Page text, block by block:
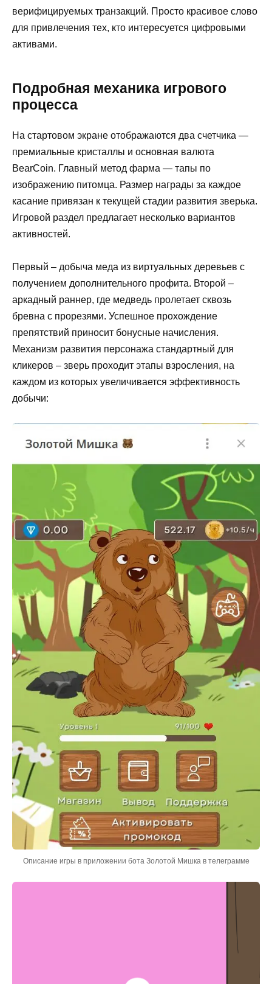
верифицируемых транзакций. Просто красивое слово
для привлечения тех, кто интересуется цифровыми
активами.
Подробная механика игрового
процесса
На стартовом экране отображаются два счетчика —
премиальные кристаллы и основная валюта
BearCoin. Главный метод фарма — тапы по
изображению питомца. Размер награды за каждое
касание привязан к текущей стадии развития зверька.
Игровой раздел предлагает несколько вариантов
активностей.
Первый – добыча меда из виртуальных деревьев с
получением дополнительного профита. Второй –
аркадный раннер, где медведь пролетает сквозь
бревна с прорезями. Успешное прохождение
препятствий приносит бонусные начисления.
Механизм развития персонажа стандартный для
кликеров – зверь проходит этапы взросления, на
каждом из которых увеличивается эффективность
добычи:
Описание игры в приложении бота Золотой Мишка в телеграмме